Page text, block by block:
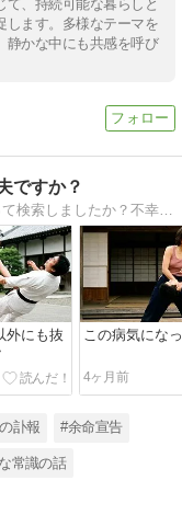
、持続可能な暮らしと
します。多様なテーマを
静かな中にも共感を呼び
ですか？
＊もう、従倒術（じゅうとうじゅつ）って検索しましたか？不幸はたたみ掛け、容赦しません。しかし、その人生も運命なのでしょう。世間の事や人生のエピソードを中心にエッセイ。
外にも抜
この病気にな
4ヶ月前
訃報 #余命宣告
常識の話